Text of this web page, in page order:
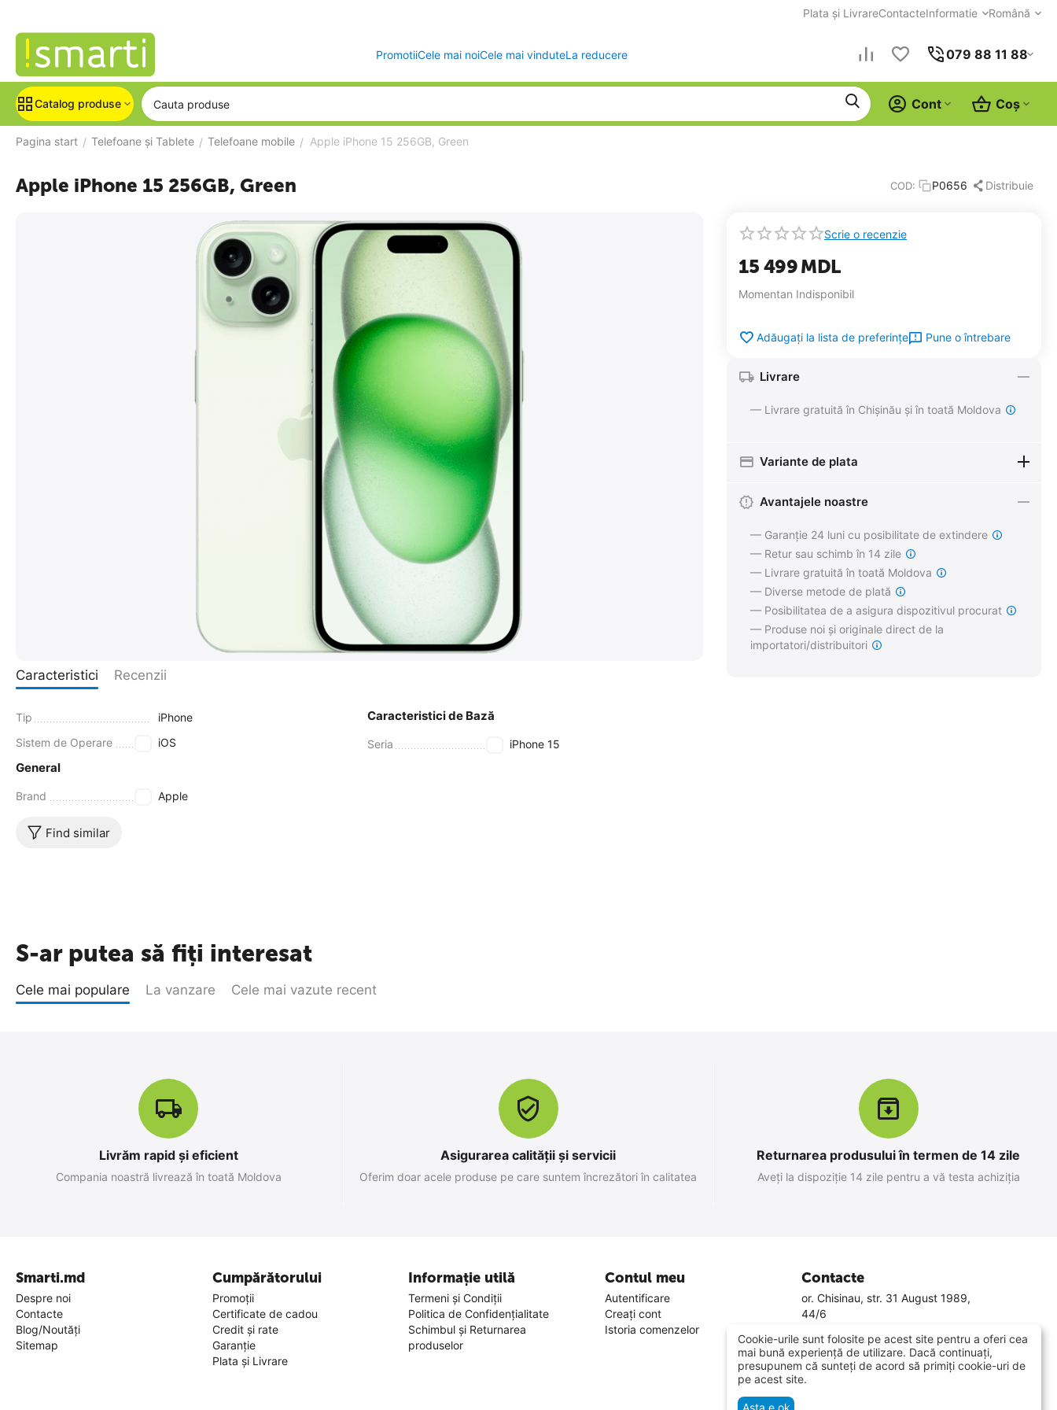
Plata și LivrareContacteInformatie Română
PromotiiCele mai noiCele mai vinduteLa reducere 079 88 11 88
Catalog produse Coș
Cont
Pagina start / Telefoane și Tablete / Telefoane mobile / Apple iPhone 15 256GB, Green
Apple iPhone 15 256GB, Green COD: P0656 Distribuie
Scrie o recenzie
15 499MDL
Momentan Indisponibil
Adăugați la lista de preferințe Pune o întrebare
Livrare
— Livrare gratuită în Chișinău și în toată Moldova
Variante de plata
Avantajele noastre
— Garanție 24 luni cu posibilitate de extindere
— Retur sau schimb în 14 zile
— Livrare gratuită în toată Moldova
— Diverse metode de plată
— Posibilitatea de a asigura dispozitivul procurat
— Produse noi și originale direct de la
importatori/distribuitori
Caracteristici Recenzii
Tip
iPhone
Sistem de Operare
iOS
General
Brand Apple
Caracteristici de Bază
Seria iPhone 15
Find similar
S-ar putea să fiți interesat
Cele mai populare La vanzare Cele mai vazute recent
Livrăm rapid și eficient
Compania noastră livrează în toată Moldova
Asigurarea calității și servicii
Oferim doar acele produse pe care suntem încrezători în calitatea
Returnarea produsului în termen de 14 zile
Aveți la dispoziție 14 zile pentru a vă testa achiziția
Smarti.md
Despre noi
Contacte
Blog/Noutăți
Sitemap
Cumpărătorului
Promoții
Certificate de cadou
Credit și rate
Garanție
Plata și Livrare
Informație utilă
Termeni și Condiții
Politica de Confidențialitate
Schimbul și Returnarea
produselor
Contul meu
Autentificare
Creați cont
Istoria comenzelor
Contacte
or. Chisinau, str. 31 August 1989,
44/6
022 800 808
Luni-Vineri 9.00 - 18.00
Sâmbăta 10.00 - 14.00
Cookie-urile sunt folosite pe acest site pentru a oferi cea
mai bună experiență de utilizare. Dacă continuați,
presupunem că sunteți de acord să primiți cookie-uri de
pe acest site.